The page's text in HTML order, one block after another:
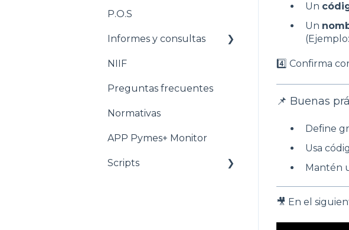
Un
Un
4️⃣ Confirma
📌 Buenas
Define
Usa
Mantén
🎥 En el
P.O.S
Informes y consultas
Nomina
NIIF
Preguntas frecuentes
Normativas
APP Pymes+ Monitor
Scripts